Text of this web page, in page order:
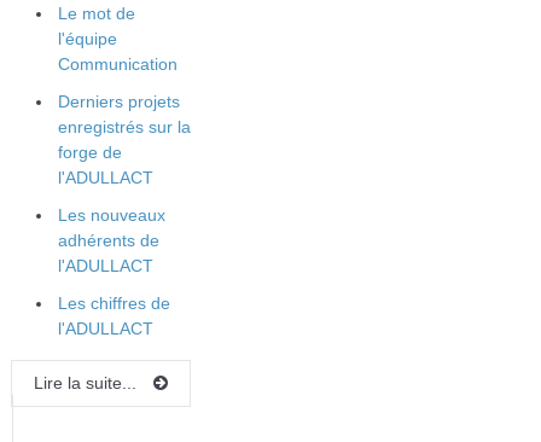
Le mot de
l'équipe
Communication
Derniers projets
enregistrés sur la
forge de
l'ADULLACT
Les nouveaux
adhérents de
l'ADULLACT
Les chiffres de
l'ADULLACT
Lire la suite...